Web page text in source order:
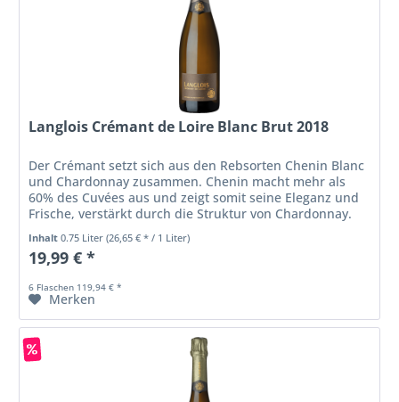
Langlois Crémant de Loire Blanc Brut 2018
Der Crémant setzt sich aus den Rebsorten Chenin Blanc
und Chardonnay zusammen. Chenin macht mehr als
60% des Cuvées aus und zeigt somit seine Eleganz und
Frische, verstärkt durch die Struktur von Chardonnay.
Inhalt0.75 Liter(26,65 € * / 1 Liter)
19,99 € *
6 Flaschen 119,94 € *
Merken